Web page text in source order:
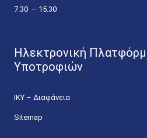
7.30 – 15.30
Ηλεκτρονική
Υποτροφιών
ΙΚΥ – Διαφάνεια
Sitemap